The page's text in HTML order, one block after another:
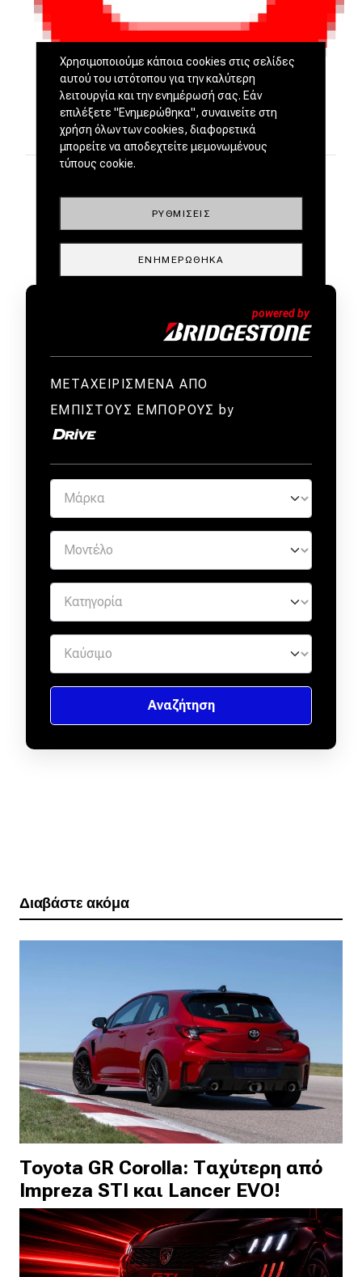
ΜΕΤΑΧΕΙΡΙΣΜΕΝΑ ΑΠΟ
ΕΜΠΙΣΤΟΥΣ ΕΜΠΟΡΟΥΣ by
Διαβάστε ακόμα
Toyota GR Corolla: Ταχύτερη από
Impreza STI και Lancer EVO!
Χρησιμοποιούμε κάποια cookies στις σελίδες
αυτού του ιστότοπου για την καλύτερη
λειτουργία και την ενημέρωσή σας. Εάν
επιλέξετε "Ενημερώθηκα", συναινείτε στη
χρήση όλων των cookies, διαφορετικά
μπορείτε να αποδεχτείτε μεμονωμένους
τύπους cookie.
ΡΥΘΜΊΣΕΙΣ
ΕΝΗΜΕΡΏΘΗΚΑ